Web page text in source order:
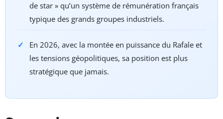
de star » qu’un système de rémunération français
typique des grands groupes industriels.
En 2026, avec la montée en puissance du Rafale et
les tensions géopolitiques, sa position est plus
stratégique que jamais.